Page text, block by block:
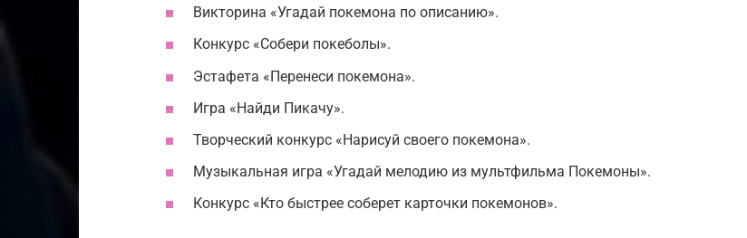
Викторина «Угадай покемона по описанию».
Конкурс «Собери покеболы».
Эстафета «Перенеси покемона».
Игра «Найди Пикачу».
Творческий конкурс «Нарисуй своего покемона».
Музыкальная игра «Угадай мелодию из мультфильма Покемоны».
Конкурс «Кто быстрее соберет карточки покемонов».